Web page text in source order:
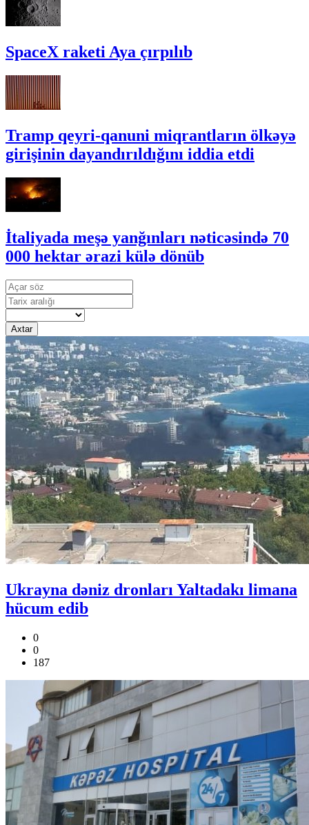
SpaceX raketi Aya çırpılıb
Tramp qeyri-qanuni miqrantların ölkəyə
girişinin dayandırıldığını iddia etdi
İtaliyada meşə yanğınları nəticəsində 70
000 hektar ərazi külə dönüb
Axtar
Ukrayna dəniz dronları Yaltadakı limana
hücum edib
0
0
187